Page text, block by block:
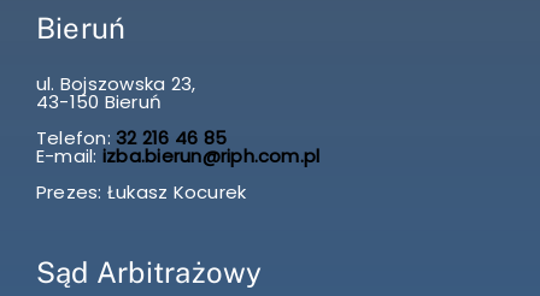
Bieruń
ul. Bojszowska 23,
43-150 Bieruń
Telefon: 32 216 46 85
E-mail: izba.bierun@riph.com.pl
Prezes: Łukasz Kocurek
Sąd Arbitrażowy